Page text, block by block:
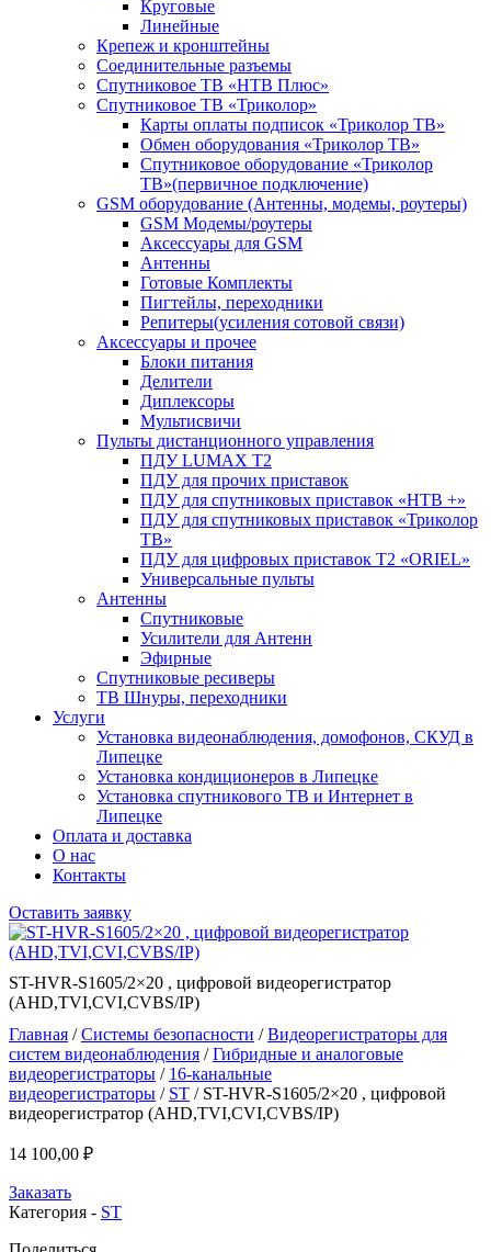
Круговые
Линейные
Крепеж и кронштейны
Соединительные разъемы
Спутниковое ТВ «НТВ Плюс»
Спутниковое ТВ «Триколор»
Карты оплаты подписок «Триколор ТВ»
Обмен оборудования «Триколор ТВ»
Спутниковое оборудование «Триколор
ТВ»(первичное подключение)
GSM оборудование (Антенны, модемы, роутеры)
GSM Модемы/роутеры
Аксессуары для GSM
Антенны
Готовые Комплекты
Пигтейлы, переходники
Репитеры(усиления сотовой связи)
Аксессуары и прочее
Блоки питания
Делители
Диплексоры
Мультисвичи
Пульты дистанционного управления
ПДУ LUMAX Т2
ПДУ для прочих приставок
ПДУ для спутниковых приставок «НТВ +»
ПДУ для спутниковых приставок «Триколор
ТВ»
ПДУ для цифровых приставок Т2 «ORIEL»
Универсальные пульты
Антенны
Спутниковые
Усилители для Антенн
Эфирные
Спутниковые ресиверы
ТВ Шнуры, переходники
Услуги
Установка видеонаблюдения, домофонов, СКУД в
Липецке
Установка кондиционеров в Липецке
Установка спутникового ТВ и Интернет в
Липецке
Оплата и доставка
О нас
Контакты
Оставить заявку
ST-HVR-S1605/2×20 , цифровой видеорегистратор
(AHD,TVI,CVI,CVBS/IP)
Главная /Системы безопасности /Видеорегистраторы для
систем видеонаблюдения /Гибридные и аналоговые
видеорегистраторы / 16-канальные
видеорегистраторы / ST / ST-HVR-S1605/2×20 , цифровой
видеорегистратор (AHD,TVI,CVI,CVBS/IP)
14 100,00 ₽
Заказать
Категория - ST